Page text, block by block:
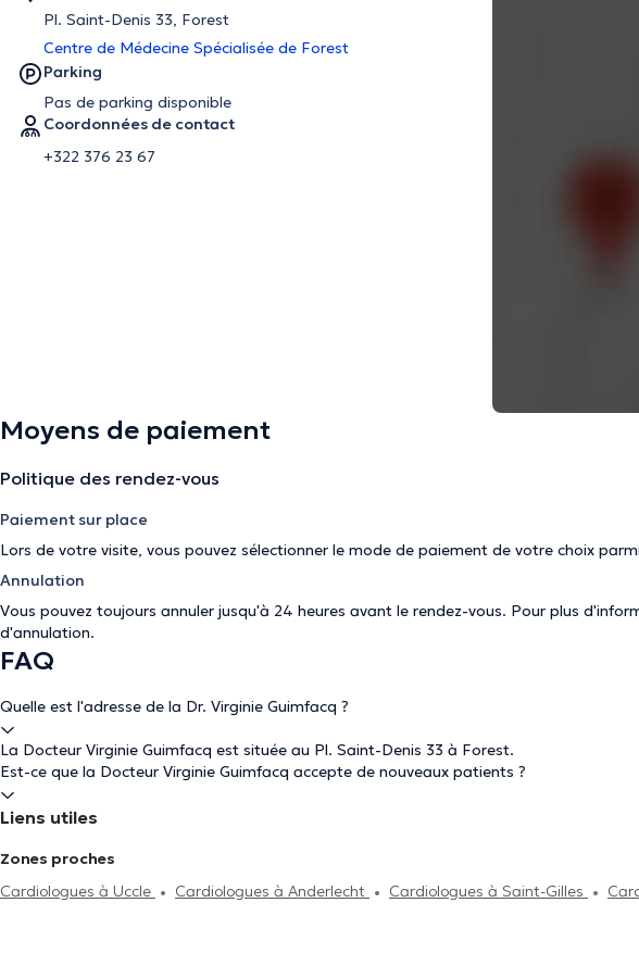
Pl. Saint-Denis 33, Forest
Centre de Médecine Spécialisée de Forest
Parking
Pas de parking disponible
Coordonnées de contact
+322 376 23 67
Moyens de paiement
Politique des rendez-vous
Paiement sur place
Lors de votre visite, vous pouvez sélectionner le mode de paiement de votre choix
Annulation
Vous pouvez toujours annuler jusqu'à 24 heures avant le rendez-vous. Pour plus
d'annulation.
FAQ
Quelle est l'adresse de la Dr. Virginie Guimfacq ?
La Docteur Virginie Guimfacq est située au Pl. Saint-Denis 33 à Forest.
Est-ce que la Docteur Virginie Guimfacq accepte de nouveaux patients ?
Liens utiles
Zones proches
Cardiologues à Uccle
Cardiologues à Anderlecht Cardiologues à Saint-Gilles